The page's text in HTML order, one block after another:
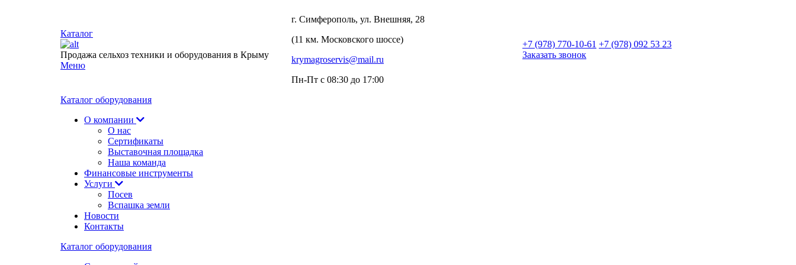
Каталог
Продажа сельхоз техники и оборудования в Крыму
Меню
г. Симферополь, ул. Внешняя, 28
(11 км. Московского шоссе)
krymagroservis@mail.ru
Пн-Пт с 08:30 до 17:00
+7 (978) 770-10-61 +7 (978) 092 53 23
Заказать звонок
Каталог оборудования
О компании
О нас
Сертификаты
Выставочная площадка
Наша команда
Финансовые инструменты
Услуги
Посев
Вспашка земли
Новости
Контакты
Каталог оборудования